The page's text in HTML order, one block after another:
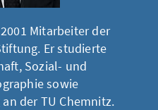
Mitarbeiter der
Er studierte
Sozial- und
sowie
der TU Chemnitz.